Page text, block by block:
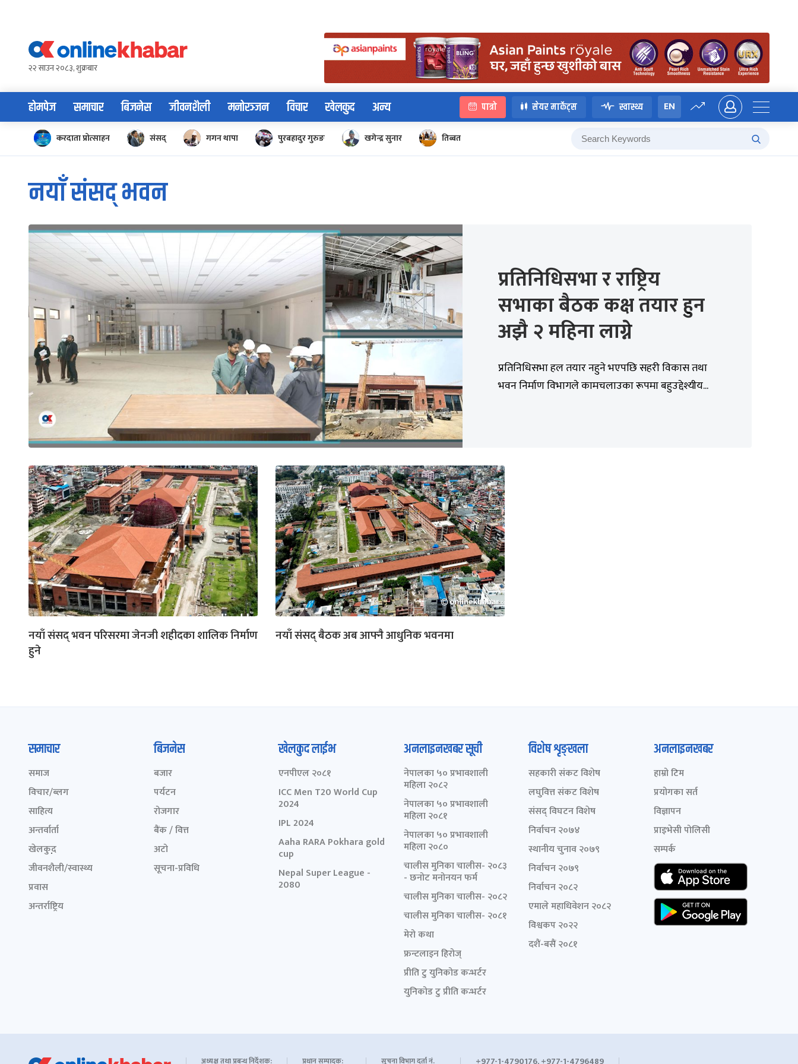
content२२ साउन २०८३, शुक्रबार
होमपेज समाचार बिजनेस जीवनशैली मनोरञ्जन विचार खेलकुद अन्य पात्रो सेयर मार्केट्स स्वास्थ्य EN
करदाता प्रोत्साहन संसद् गगन थापा पुरबहादुर गुरुङ खगेन्द्र सुनार तिब्बत
नयाँ संसद् भवन
प्रतिनिधिसभा र राष्ट्रिय
सभाका बैठक कक्ष तयार हुन
अझै २ महिना लाग्ने
प्रतिनिधिसभा हल तयार नहुने भएपछि सहरी विकास तथा
भवन निर्माण विभागले कामचलाउका रूपमा बहुउद्देश्यीय...
नयाँ संसद् भवन परिसरमा जेनजी शहीदका शालिक निर्माण
हुने
नयाँ संसद् बैठक अब आफ्नै आधुनिक भवनमा
समाचार
समाज
विचार/ब्लग
साहित्य
अन्तर्वार्ता
खेलकुद़़
जीवनशैली/स्वास्थ्य
प्रवास
अन्तर्राष्ट्रिय
बिजनेस
बजार
पर्यटन
रोजगार
बैंक / वित्त
अटो
सूचना-प्रविधि
खेलकुद लाईभ
एनपीएल २०८१
ICC Men T20 World Cup
2024
IPL 2024
Aaha RARA Pokhara gold
cup
Nepal Super League -
2080
अनलाइनखबर सूची
नेपालका ५० प्रभावशाली
महिला २०८२
नेपालका ५० प्रभावशाली
महिला २०८१
नेपालका ५० प्रभावशाली
महिला २०८०
चालीस मुनिका चालीस- २०८३
- छनोट मनोनयन फर्म
चालीस मुनिका चालीस- २०८२
चालीस मुनिका चालीस- २०८१
मेरो कथा
फ्रन्टलाइन हिरोज्
प्रीति टु युनिकोड कन्भर्टर
युनिकोड टु प्रीति कन्भर्टर
विशेष शृङ्खला
सहकारी संकट विशेष
लघुवित्त संकट विशेष
संसद् विघटन विशेष
निर्वाचन २०७४
स्थानीय चुनाव २०७९
निर्वाचन २०७९
निर्वाचन २०८२
एमाले महाधिवेशन २०८२
विश्वकप २०२२
दशैं-बसैं २०८१
अनलाइनखबर
हाम्रो टिम
प्रयोगका सर्त
विज्ञापन
प्राइभेसी पोलिसी
सम्पर्क
अध्यक्ष तथा प्रबन्ध निर्देशक: प्रधान सम्पादक: सूचना विभाग दर्ता नं.